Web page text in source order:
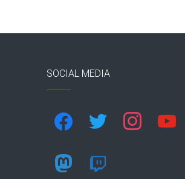
SOCIAL MEDIA
facebook twitter instagram youtube
mastodon twitch